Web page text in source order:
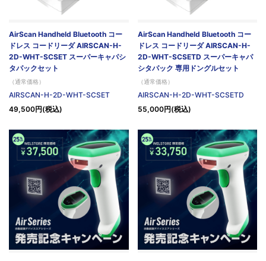
AirScan Handheld Bluetooth コー
ドレス コードリーダ AIRSCAN-H-
2D-WHT-SCSET スーパーキャパシ
タパックセット
（通常価格）
AIRSCAN-H-2D-WHT-SCSET
49,500円(税込)
AirScan Handheld Bluetooth コー
ドレス コードリーダ AIRSCAN-H-
2D-WHT-SCSETD スーパーキャパ
シタパック 専用ドングルセット
（通常価格）
AIRSCAN-H-2D-WHT-SCSETD
55,000円(税込)